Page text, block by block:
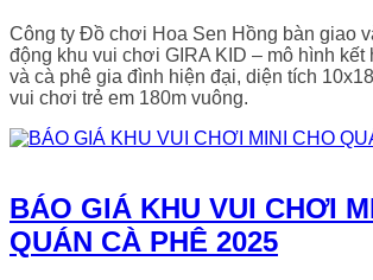
Công ty Đồ chơi Hoa Sen Hồng bàn giao
động khu vui chơi GIRA KID – mô hình
và cà phê gia đình hiện đại, diện tích
vui chơi trẻ em 180m vuông.
BÁO GIÁ KHU VUI CHƠI
QUÁN CÀ PHÊ 2025